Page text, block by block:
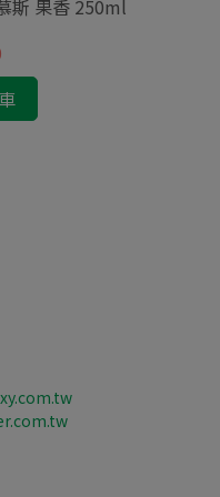
斯 果香 250ml